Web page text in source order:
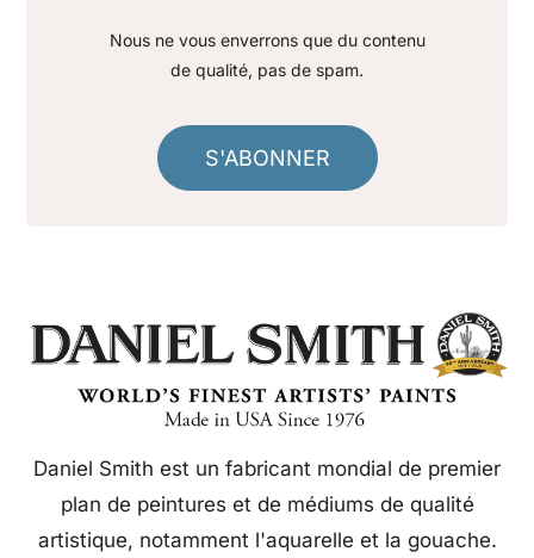
Nous ne vous enverrons que du contenu
de qualité, pas de spam.
S'ABONNER
Daniel Smith est un fabricant mondial de premier
plan de peintures et de médiums de qualité
artistique, notamment l'aquarelle et la gouache.